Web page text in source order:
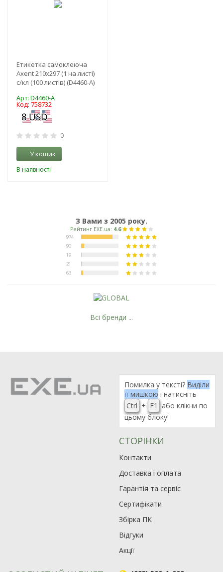
Етикетка самоклеюча
Axent 210x297 (1 на листі)
с/кл (100 листів) (D4460-A)
Арт: D4460-A
Код: 758732
0
У кошик
В наявності
З Вами з 2005 року.
Всі бренди ...
Помилка у тексті? Виділи
її мишкою і натисніть
Ctrl + F1
або клікни по
цьому блоку!
СТОРІНКИ
Контакти
Доставка і оплата
Гарантія та сервіс
Сертифікати
Збірка ПК
Відгуки
Акції